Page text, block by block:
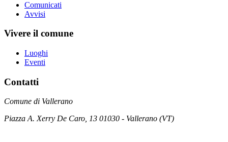
Comunicati
Avvisi
Vivere il comune
Luoghi
Eventi
Contatti
Comune di Vallerano
Piazza A. Xerry De Caro, 13 01030 - Vallerano (VT)